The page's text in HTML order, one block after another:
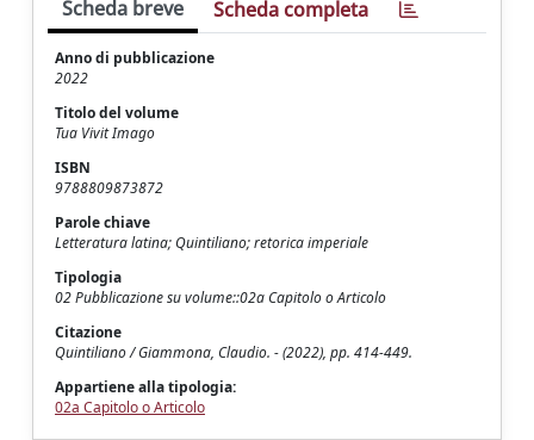
Scheda breve Scheda completa
Anno di pubblicazione
2022
Titolo del volume
Tua Vivit Imago
ISBN
9788809873872
Parole chiave
Letteratura latina; Quintiliano; retorica imperiale
Tipologia
02 Pubblicazione su volume::02a Capitolo o Articolo
Citazione
Quintiliano / Giammona, Claudio. - (2022), pp. 414-449.
Appartiene alla tipologia:
02a Capitolo o Articolo